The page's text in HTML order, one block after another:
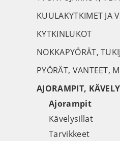
KUULAKYTKIMET JA
KYTKINLUKOT
NOKKAPYÖRÄT,
PYÖRÄT, VANTEET,
AJORAMPIT,
Ajorampit
Kävelysillat
Tarvikkeet